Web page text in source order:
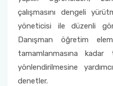
çalışmasını dengeli
yöneticisi ile düzenli
Danışman öğretim
tamamlanmasına
yönlendirilmesine
denetler.